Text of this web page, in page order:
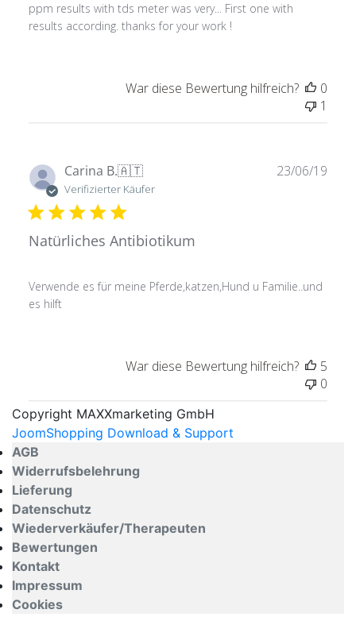
ppm results with tds meter was very... First one with
results according. thanks for your work !
War diese Bewertung hilfreich?
0
1
Carina B.🇦🇹
Verifizierter Käufer
Natürliches Antibiotikum
Verwende es für meine Pferde,katzen,Hund u Familie..und
es hilft
23/06/19
War diese Bewertung hilfreich?
5
0
Copyright MAXXmarketing GmbH
JoomShopping Download & Support
AGB
Widerrufsbelehrung
Lieferung
Datenschutz
Wiederverkäufer/Therapeuten
Bewertungen
Kontakt
Impressum
Cookies